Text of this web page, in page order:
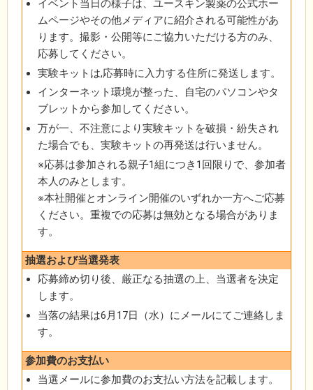
イベント当日の様子は、ユースキン製薬の公式ホー
ムページやその他メディアに紹介される可能性があ
ります。撮影・公開等にご協力いただける方のみ、
応募してください。
実験キットは,応募時に入力する住所に発送します。
インターネット環境が整った、自宅のパソコンやタ
ブレットから参加してください。
万が一、不注意により実験キットを破損・紛失され
た場合でも、実験キットの再発送は行いません。
※応募は参加される親子1組につき1回限りで、参加者
本人のみとします。
※本社開催とオンライン開催のいずれか一方へご応募
ください。重複での応募は無効となる場合がありま
す。
抽選および当選発表
応募締め切り後、厳正なる抽選の上、当選者を決定
します。
当落の結果は6月17日（水）にメールにてご連絡しま
す。
参加費のお支払い
当選メールに参加費のお支払い方法を記載します。